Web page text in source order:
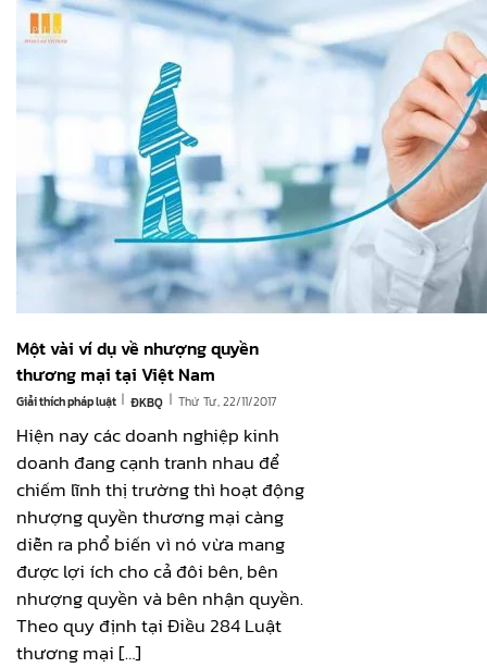
Một vài ví dụ về nhượng quyền
thương mại tại Việt Nam
Giải thích pháp luật | ĐKBQ | Thứ Tư, 22/11/2017
Hiện nay các doanh nghiệp kinh
doanh đang cạnh tranh nhau để
chiếm lĩnh thị trường thì hoạt động
nhượng quyền thương mại càng
diễn ra phổ biến vì nó vừa mang
được lợi ích cho cả đôi bên, bên
nhượng quyền và bên nhận quyền.
Theo quy định tại Điều 284 Luật
thương mại […]